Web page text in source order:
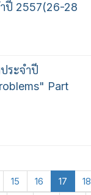
ปี 2557(26-28
ระจำปี
Part
15 16 17 18